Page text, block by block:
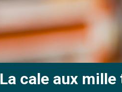
La cale aux